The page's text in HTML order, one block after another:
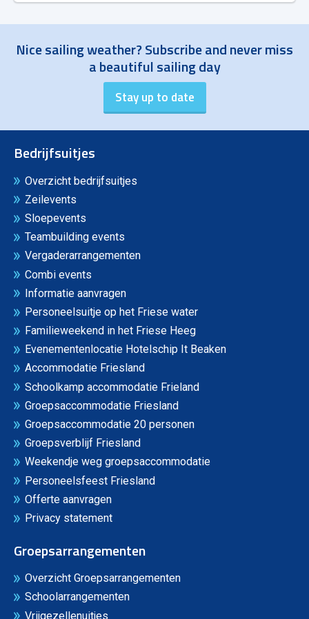
Nice sailing weather? Subscribe and never miss
a beautiful sailing day
Bedrijfsuitjes
Overzicht bedrijfsuitjes
Zeilevents
Sloepevents
Teambuilding events
Vergaderarrangementen
Combi events
Informatie aanvragen
Personeelsuitje op het Friese water
Familieweekend in het Friese Heeg
Evenementenlocatie Hotelschip It Beaken
Accommodatie Friesland
Schoolkamp accommodatie Frieland
Groepsaccommodatie Friesland
Groepsaccommodatie 20 personen
Groepsverblijf Friesland
Weekendje weg groepsaccommodatie
Personeelsfeest Friesland
Offerte aanvragen
Privacy statement
Groepsarrangementen
Overzicht Groepsarrangementen
Schoolarrangementen
Vrijgezellenuitjes